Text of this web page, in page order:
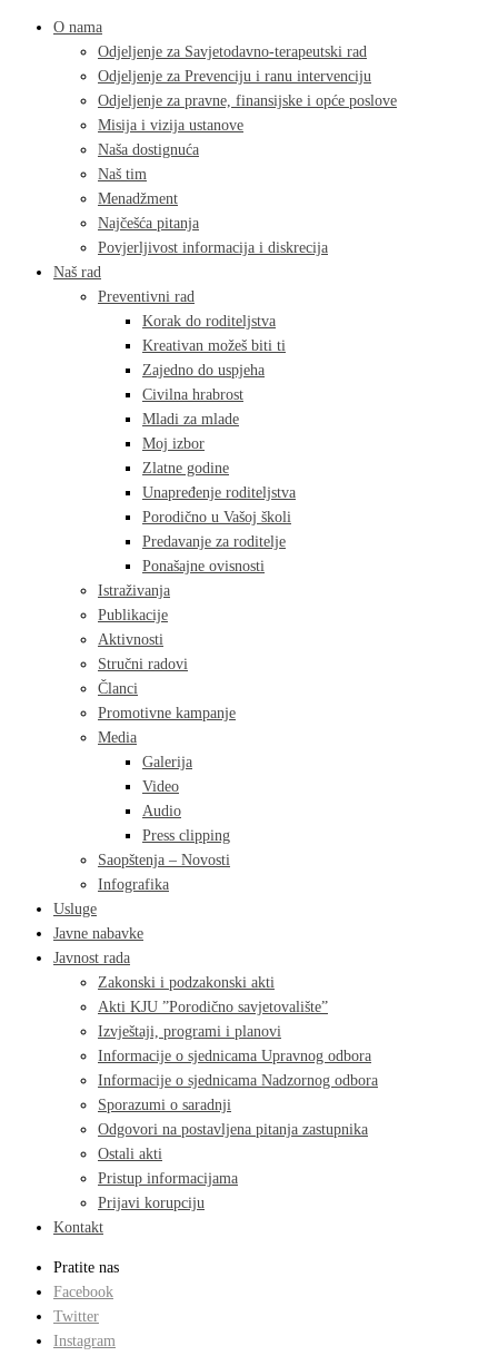
O nama
Odjeljenje za Savjetodavno-terapeutski rad
Odjeljenje za Prevenciju i ranu intervenciju
Odjeljenje za pravne, finansijske i opće poslove
Misija i vizija ustanove
Naša dostignuća
Naš tim
Menadžment
Najčešća pitanja
Povjerljivost informacija i diskrecija
Naš rad
Preventivni rad
Korak do roditeljstva
Kreativan možeš biti ti
Zajedno do uspjeha
Civilna hrabrost
Mladi za mlade
Moj izbor
Zlatne godine
Unapređenje roditeljstva
Porodično u Vašoj školi
Predavanje za roditelje
Ponašajne ovisnosti
Istraživanja
Publikacije
Aktivnosti
Stručni radovi
Članci
Promotivne kampanje
Media
Galerija
Video
Audio
Press clipping
Saopštenja – Novosti
Infografika
Usluge
Javne nabavke
Javnost rada
Zakonski i podzakonski akti
Akti KJU ”Porodično savjetovalište”
Izvještaji, programi i planovi
Informacije o sjednicama Upravnog odbora
Informacije o sjednicama Nadzornog odbora
Sporazumi o saradnji
Odgovori na postavljena pitanja zastupnika
Ostali akti
Pristup informacijama
Prijavi korupciju
Kontakt
Pratite nas
Facebook
Twitter
Instagram